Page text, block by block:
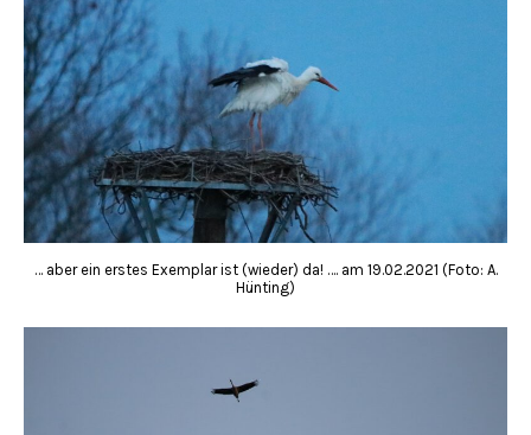
… aber ein erstes Exemplar ist (wieder) da! …. am 19.02.2021 (Foto: A.
Hünting)